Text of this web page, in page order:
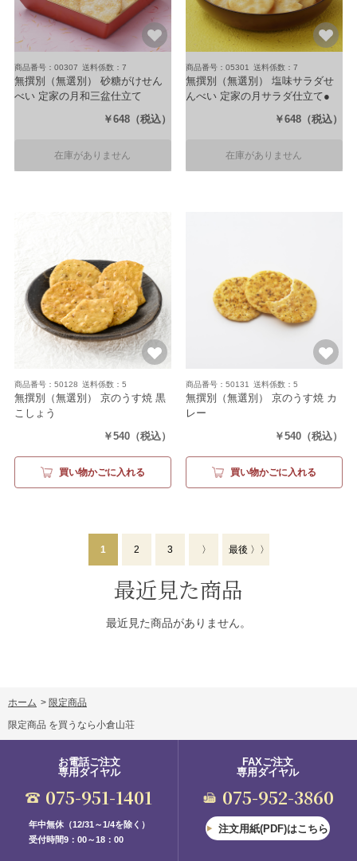
商品番号：00307 送料係数：7
無撰別（無選別） 砂糖がけせん
べい 定家の月和三盆仕立て
￥648 （税込）
在庫がありません
商品番号：05301 送料係数：7
無撰別（無選別） 塩味サラダせ
んべい 定家の月サラダ仕立て●
￥648 （税込）
在庫がありません
商品番号：50128 送料係数：5
無撰別（無選別） 京のうす焼 黒
こしょう
￥540 （税込）
買い物かごに入れる
商品番号：50131 送料係数：5
無撰別（無選別） 京のうす焼 カ
レー
￥540 （税込）
買い物かごに入れる
1 2 3 〉 最後 〉〉
最近見た商品
最近見た商品がありません。
ホーム > 限定商品
限定商品 を買うなら小倉山荘
お電話ご注文
専用ダイヤル
075-951-1401
年中無休（12/31～1/4を除く）
受付時間9：00～18：00
FAXご注文
専用ダイヤル
075-952-3860
注文用紙(PDF)はこちら